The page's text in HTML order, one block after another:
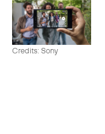
Credits: Sony